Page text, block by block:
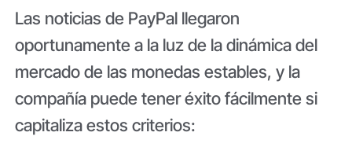
Las noticias de PayPal llegaron
oportunamente a la luz de la dinámica del
mercado de las monedas estables, y la
compañía puede tener éxito fácilmente si
capitaliza estos criterios: